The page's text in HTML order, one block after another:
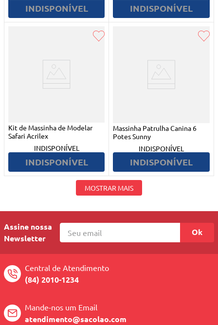
INDISPONÍVEL INDISPONÍVEL
Kit de Massinha de Modelar
Safari Acrilex
INDISPONÍVEL
INDISPONÍVEL
Massinha Patrulha Canina 6
Potes Sunny
INDISPONÍVEL
INDISPONÍVEL
MOSTRAR MAIS
Assine nossa
Newsletter
Ok
Central de Atendimento
(84) 2010-1234
Mande-nos um Email
atendimento@sacolao.com